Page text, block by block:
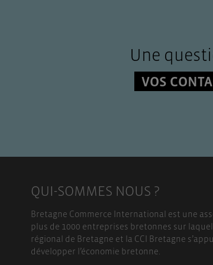
Une
VOS
QUI-SOMMES NOUS ?
Bretagne Commerce International est une
plus de 1000 entreprises bretonnes sur
régional de Bretagne et la CCI Bretagne
développer l’économie bretonne.